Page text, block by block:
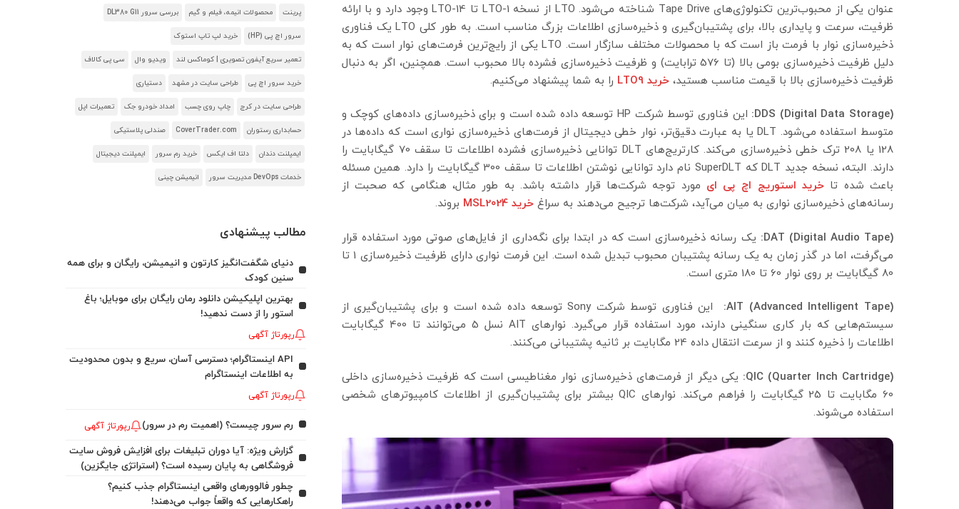
عنوان یکی از محبوب‌ترین تکنولوژی‌های Tape Drive شناخته می‌شود. LTO از نسخه LTO-1 تا LTO-14 وجود دارد و با ارائه
ظرفیت، سرعت و پایداری بالا، برای پشتیبان‌گیری و ذخیره‌سازی اطلاعات بزرگ مناسب است. به طور کلی LTO یک فناوری
ذخیره‌سازی نوار با فرمت باز است که با محصولات مختلف سازگار است. LTO یکی از رایج‌ترین فرمت‌های نوار است که به
دلیل ظرفیت ذخیره‌سازی بومی بالا (تا 576 ترابایت) و ظرفیت ذخیره‌سازی فشرده بالا محبوب است. همچنین، اگر به دنبال
ظرفیت ذخیره‌سازی بالا با قیمت مناسب هستید، خرید LTO9 را به شما پیشنهاد می‌کنیم.
DDS (Digital Data Storage)
:
این فناوری توسط شرکت HP توسعه داده شده است و برای ذخیره‌سازی داده‌های کوچک و
متوسط استفاده می‌شود. DLT یا به عبارت دقیق‌تر، نوار خطی دیجیتال از فرمت‌های ذخیره‌سازی نواری است که داده‌ها در
128 یا 208 ترک خطی ذخیره‌سازی می‌کند. کارتریج‌های DLT توانایی ذخیره‌سازی فشرده اطلاعات تا سقف 70 گیگابایت را
دارند. البته، نسخه جدید DLT که SuperDLT نام دارد توانایی نوشتن اطلاعات تا سقف 300 گیگابایت را دارد. همین مسئله
باعث شده تا خرید استوریج اچ پی ای مورد توجه شرکت‌ها قرار داشته باشد. به طور مثال، هنگامی که صحبت از
رسانه‌های ذخیره‌سازی نواری به میان می‌آید، شرکت‌ها ترجیح می‌دهند به سراغ خرید MSL2024 بروند.
(
Digital Audio Tape
)
DAT
: یک رسانه ذخیره‌سازی است که در ابتدا برای نگه‌داری از فایل‌های صوتی مورد استفاده قرار
می‌گرفت، اما در گذر زمان به یک رسانه پشتیبان محبوب تبدیل شده است. این فرمت نواری دارای ظرفیت ذخیره‌سازی 1 تا
80 گیگابایت بر روی نوار 60 تا 180 متری است.
AIT (Advanced Intelligent Tape)
:
این فناوری توسط شرکت Sony توسعه داده شده است و برای پشتیبان‌گیری از
سیستم‌هایی که بار کاری سنگینی دارند، مورد استفاده قرار می‌گیرد. نوارهای AIT نسل 5 می‌توانند تا 400 گیگابایت
اطلاعات را ذخیره کنند و از سرعت انتقال داده 24 مگابایت بر ثانیه پشتیبانی می‌کنند.
QIC (Quarter Inch Cartridge)
: یکی دیگر از فرمت‌های ذخیره‌سازی نوار مغناطیسی است که ظرفیت ذخیره‌سازی داخلی
60 مگابایت تا 25 گیگابایت را فراهم می‌کند. نوارهای QIC بیشتر برای پشتیبان‌گیری از اطلاعات کامپیوترهای شخصی
استفاده می‌شوند.
پرینت محصولات انیمه، فیلم و گیم بررسی سرور DL380 G11
سرور اچ پی (HP) خرید لپ تاپ استوک
تعمیر سریع آیفون تصویری | کوماکس لند ویدیو وال سی پی کالاف
خرید سرور اچ پی طراحی سایت در مشهد دستیاری
طراحی سایت در کرج چاپ روی چسب امداد خودرو جک تعمیرات اپل
حسابداری رستوران CoverTrader.com صندلی پلاستیکی
ایمپلنت دندان دلتا اف ایکس خرید رم سرور ایمپلنت دیجیتال
خدمات DevOps مدیریت سرور انیمیشن چینی
مطالب پیشنهادی
دنیای شگفت‌انگیز کارتون و انیمیشن، رایگان و برای همه
سنین کودک
بهترین اپلیکیشن دانلود رمان رایگان برای موبایل؛ باغ
استور را از دست ندهید!
رپورتاژ آگهی
API اینستاگرام؛ دسترسی آسان، سریع و بدون محدودیت
به اطلاعات اینستاگرام
رپورتاژ آگهی
رم سرور چیست؟ (اهمیت رم در سرور) رپورتاژ آگهی
گزارش ویژه: آیا دوران تبلیغات برای افزایش فروش سایت
فروشگاهی به پایان رسیده است؟ (استراتژی جایگزین)
چطور فالوورهای واقعی اینستاگرام جذب کنیم؟
راهکارهایی که واقعاً جواب می‌دهند!